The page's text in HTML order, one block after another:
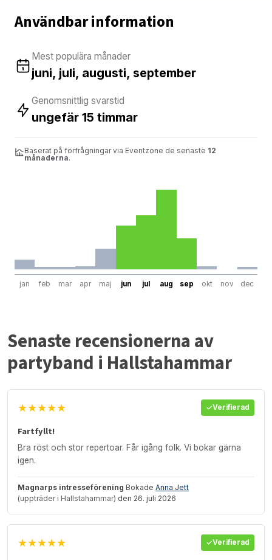
Användbar information
Mest populära månader
juni, juli, augusti, september
Genomsnittlig svarstid
ungefär 15 timmar
Baserat på förfrågningar via Eventzone de senaste 12
månaderna.
jan feb mar apr maj jun jul aug sep okt nov dec
Senaste recensionerna av
partyband i Hallstahammar
★★★★★ Verifierad
Fartfyllt!
Bra röst och stor repertoar. Får igång folk. Vi bokar gärna
igen.
Magnarps intresseförening Bokade Anna Jett
(uppträder i Hallstahammar) den 26. juli 2026
★★★★★ Verifierad